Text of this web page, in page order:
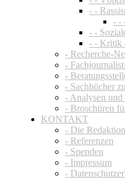
- -
- -
- -
- - Kritik
- Recherche-
-
-
- Sachbücher
- Analysen
- Broschüren
KONTAKT
- Die Redaktion
- Referenzen
- Spenden
- Impressum
-